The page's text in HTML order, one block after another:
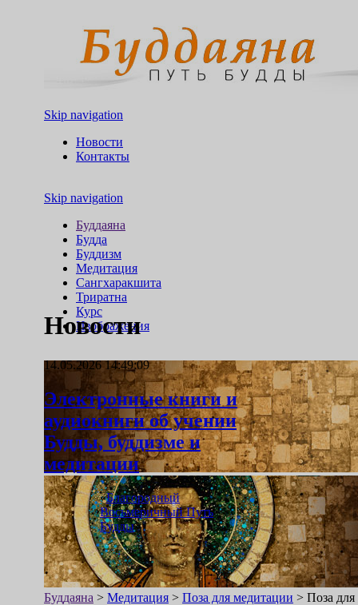
Skip navigation
Новости
Контакты
Skip navigation
Буддаяна
Будда
Буддизм
Медитация
Сангхаракшита
Триратна
Курс
Изображения
Буддаяна > Медитация > Поза для медитации > Поза для
Новости
14.05.2026 14:49:09
Электронные книги и
аудиокниги об учении
Будды, буддизме и
медитации
«Благородный
Восьмеричный Путь
Будды»